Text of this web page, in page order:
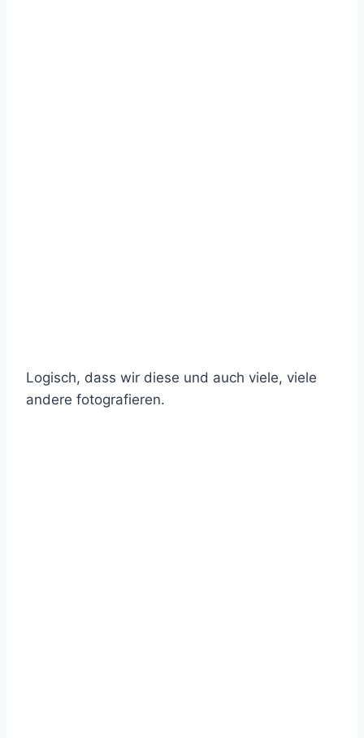
Logisch, dass wir diese und auch viele, viele
andere fotografieren.